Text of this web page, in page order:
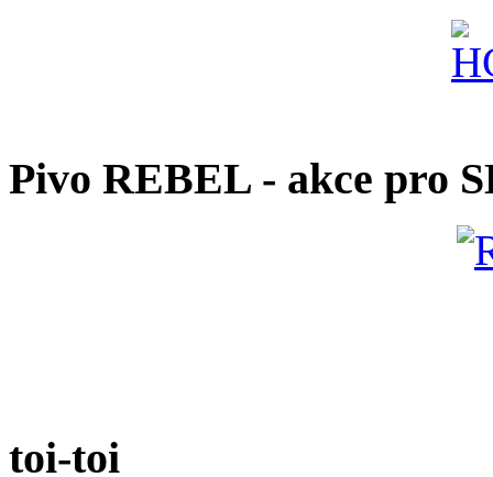
Pivo REBEL - akce pro
toi-toi